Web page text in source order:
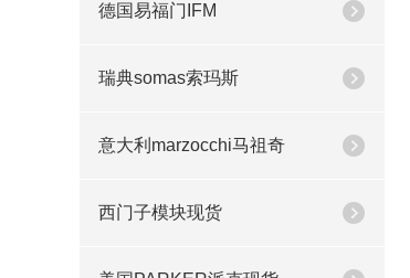
德国易福门IFM
瑞典somas索玛斯
意大利marzocchi马祖奇
西门子模块现货